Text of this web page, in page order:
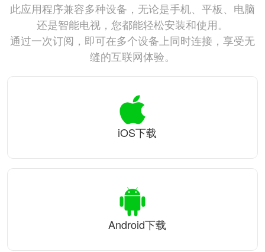
此应用程序兼容多种设备，无论是手机、平板、电脑
还是智能电视，您都能轻松安装和使用。
通过一次订阅，即可在多个设备上同时连接，享受无
缝的互联网体验。
iOS下载
Android下载